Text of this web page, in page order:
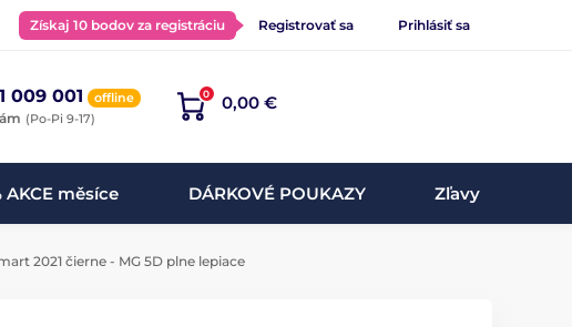
Získaj 10 bodov za registráciu Registrovať sa Prihlásiť sa
009 001 offline
(Po-Pi 9-17)
0 0,00 €
AKCE měsíce DÁRKOVÉ POUKAZY Zľavy
2021 čierne - MG 5D plne lepiace